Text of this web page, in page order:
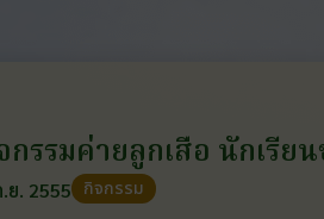
กรรมค่ายลูกเสือ นักเรีย
ย. 2555 กิจกรรม